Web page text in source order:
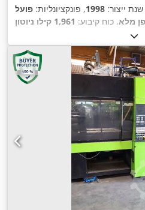
ייצור: 1998, פונקציונליות: פועל
מלא, כוח קיבוע: 1,961 קילו ניוטון